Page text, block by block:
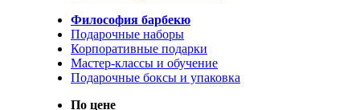
Философия барбекю
Подарочные наборы
Корпоративные подарки
Мастер-классы и обучение
Подарочные боксы и упаковка
По цене